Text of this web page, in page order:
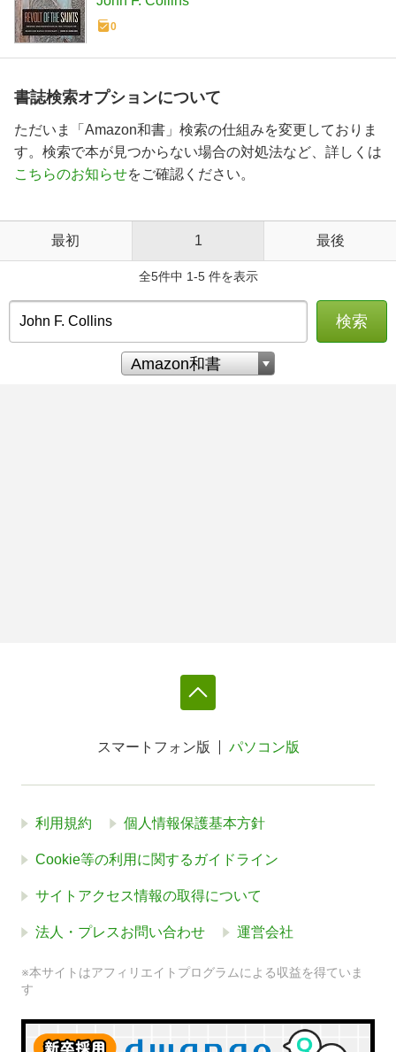
0
書誌検索オプションについて
ただいま「Amazon和書」検索の仕組みを変更しておりま
す。検索で本が見つからない場合の対処法など、詳しくは
こちらのお知らせをご確認ください。
最初 1 最後
全5件中 1-5 件を表示
検索
スマートフォン版 パソコン版
利用規約 個人情報保護基本方針
Cookie等の利用に関するガイドライン
サイトアクセス情報の取得について
法人・プレスお問い合わせ 運営会社
※本サイトはアフィリエイトプログラムによる収益を得ていま
す